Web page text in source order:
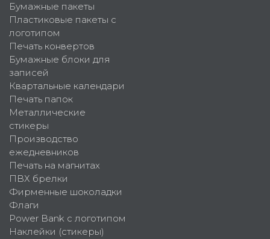
Бумажные пакеты
Пластиковые пакеты с
логотипом
Печать конвертов
Бумажные блоки для
записей
Квартальные календари
Печать папок
Металлические
стикеры
Производство
ежедневников
Печать на магнитах
ПВХ брелки
Фирменные шоколадки
Флаги
Power Bank с логотипом
Наклейки (стикеры)